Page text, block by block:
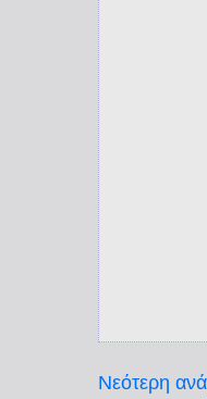
Νεότερη